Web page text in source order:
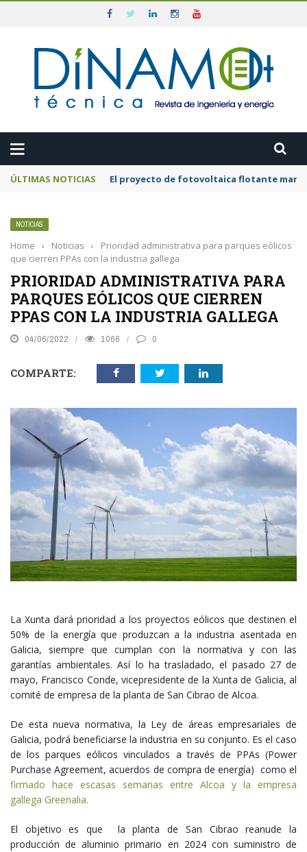
ÚLTIMAS NOTICIAS El proyecto de fotovoltaica flotante
NOTICIAS
Home › Noticias ›
Prioridad administrativa para parques eólicos
que cierren PPAs con la industria gallega
PRIORIDAD ADMINISTRATIVA PARA
PARQUES EÓLICOS QUE CIERREN
PPAS CON LA INDUSTRIA GALLEGA
04/06/2022 1066 0
COMPARTE:
La Xunta dará prioridad a los proyectos eólicos que destinen el
50% de la energía que produzcan a la industria asentada en
Galicia, siempre que cumplan con la normativa y con las
garantías ambientales. Así lo ha trasladado, el pasado 27 de
mayo, Francisco Conde, vicepresidente de la Xunta de Galicia, al
comité de empresa de la planta de San Cibrao de Alcoa.
De esta nueva normativa, la Ley de áreas empresariales de
Galicia, podrá beneficiarse la industria en su conjunto. Es el caso
de los parques eólicos vinculados a través de PPAs (Power
Purchase Agreement, acuerdos de compra de energía) como el
firmado hace escasas semanas entre Alcoa y la empresa
gallega Greenalia.
El objetivo es que la planta de San Cibrao reanude la
producción de aluminio primario en 2024 con suministro de